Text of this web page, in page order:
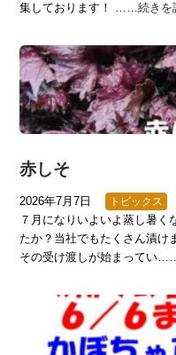
集しております！ ……続きを
赤しそ
2026年7月7日 トピックス
７月になりいよいよ蒸し暑く
たか？当社でもたくさん漬け
その受け渡しが始まってい